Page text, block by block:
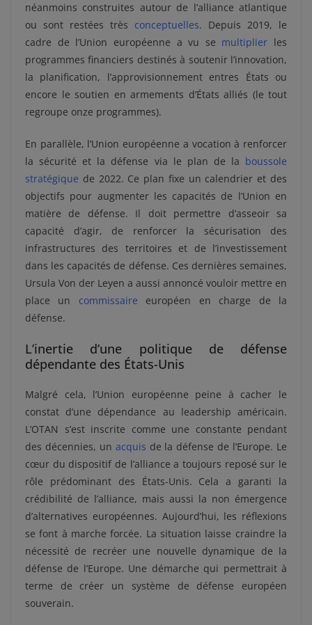
néanmoins construites autour de l’alliance atlantique
ou sont restées très conceptuelles. Depuis 2019, le
cadre de l’Union européenne a vu se multiplier les
programmes financiers destinés à soutenir l’innovation,
la planification, l’approvisionnement entres États ou
encore le soutien en armements d’États alliés (le tout
regroupe onze programmes).
En parallèle, l’Union européenne a vocation à renforcer
la sécurité et la défense via le plan de la boussole
stratégique de 2022. Ce plan fixe un calendrier et des
objectifs pour augmenter les capacités de l’Union en
matière de défense. Il doit permettre d’asseoir sa
capacité d’agir, de renforcer la sécurisation des
infrastructures des territoires et de l’investissement
dans les capacités de défense. Ces dernières semaines,
Ursula Von der Leyen a aussi annoncé vouloir mettre en
place un commissaire
européen en charge de la
défense.
L’inertie d’une politique de défense
dépendante des États-Unis
Malgré cela, l’Union européenne peine à cacher le
constat d’une dépendance au leadership américain.
L’OTAN s’est inscrite comme une constante pendant
des décennies, un acquis de la défense de l’Europe. Le
cœur du dispositif de l’alliance a toujours reposé sur le
rôle prédominant des États-Unis. Cela a garanti la
crédibilité de l’alliance, mais aussi la non émergence
d’alternatives européennes. Aujourd’hui, les réflexions
se font à marche forcée. La situation laisse craindre la
nécessité de recréer une nouvelle dynamique de la
défense de l’Europe. Une démarche qui permettrait à
terme de créer un système de défense européen
souverain.